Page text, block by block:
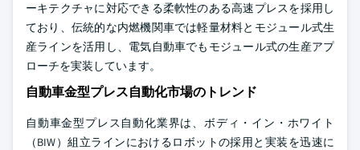
ーキテクチャに対応できる柔軟性のある高速プレスを採用し
ており、伝統的な内燃機関車では軽量材料とモジュール式生
産ラインを活用し、電気自動車でもモジュール式の生産アプ
ローチを実装しています。
自動車金型プレス自動化市場のトレンド
自動車金型プレス自動化業界は、ボディ・イン・ホワイト
（BIW）組立ラインにおけるロボットの採用と実装を迅速に